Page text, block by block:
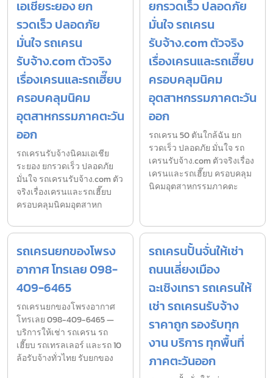
เอเชียระยอง ยก
รวดเร็ว ปลอดภัย
มั่นใจ รถเครน
รับจ้าง.com ตัวจริง
เรื่องเครนและรถเฮี๊ยบ
ครอบคลุมนิคม
อุตสาหกรรมภาคตะวัน
ออก
รถเครนรับจ้างนิคมเอเชีย
ระยอง ยกรวดเร็ว ปลอดภัย
มั่นใจ รถเครนรับจ้าง.com ตัว
จริงเรื่องเครนและรถเฮี๊ยบ
ครอบคลุมนิคมอุตสาหก
ยกรวดเร็ว ปลอดภัย
มั่นใจ รถเครน
รับจ้าง.com ตัวจริง
เรื่องเครนและรถเฮี๊ยบ
ครอบคลุมนิคม
อุตสาหกรรมภาคตะวัน
ออก
รถเครน 50 ตันใกล้ฉัน ยก
รวดเร็ว ปลอดภัย มั่นใจ รถ
เครนรับจ้าง.com ตัวจริงเรื่อง
เครนและรถเฮี๊ยบ ครอบคลุม
นิคมอุตสาหกรรมภาคตะ
รถเครนยกของโพรง
อากาศ โทรเลย 098-
409-6465
รถเครนยกของโพรงอากาศ
โทรเลย 098-409-6465 —
บริการให้เช่า รถเครน รถ
เฮี๊ยบ รถเทรลเลอร์ และรถ 10
ล้อรับจ้างทั่วไทย รับยกของ
รถเครนปั้นจั่นให้เช่า
ถนนเลี่ยงเมือง
ฉะเชิงเทรา รถเครนให้
เช่า รถเครนรับจ้าง
ราคาถูก รองรับทุก
งาน บริการ ทุกพื้นที่
ภาคตะวันออก